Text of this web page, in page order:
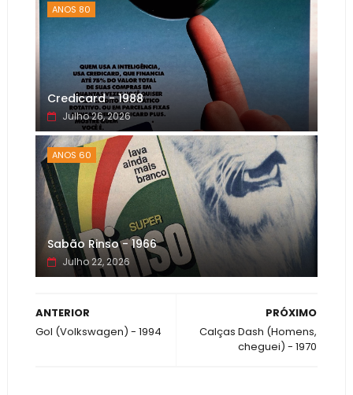
ANOS 80
Credicard - 1988
Julho 26, 2026
ANOS 60
Sabão Rinso - 1966
Julho 22, 2026
PRÓXIMO
Calças Dash (Homens,
cheguei) - 1970
ANTERIOR
Gol (Volkswagen) - 1994